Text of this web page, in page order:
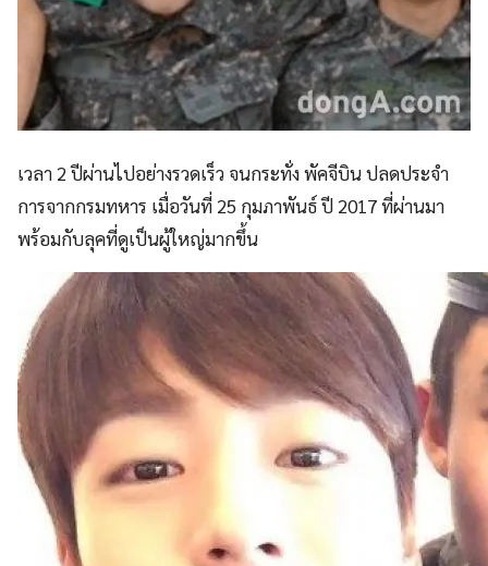
เวลา 2 ปีผ่านไปอย่างรวดเร็ว จนกระทั่ง พัคจีบิน ปลดประจำ
การจากกรมทหาร เมื่อวันที่ 25 กุมภาพันธ์ ปี 2017 ที่ผ่านมา
พร้อมกับลุคที่ดูเป็นผู้ใหญ่มากขึ้น